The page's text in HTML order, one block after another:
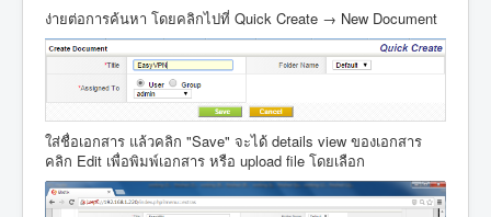
ง่ายต่อการค้นหา โดยคลิกไปที่ Quick Create → New Document
ใส่ชื่อเอกสาร แล้วคลิก "Save" จะได้ details view ของเอกสาร
คลิก Edit เพื่อพิมพ์เอกสาร หรือ upload file โดยเลือก